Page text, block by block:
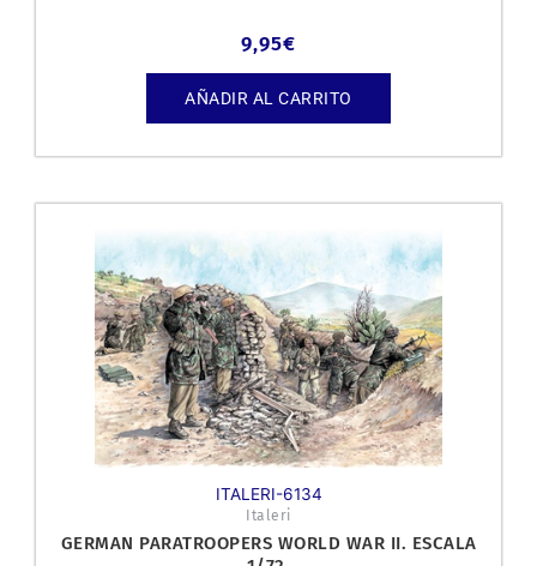
9,95€
AÑADIR AL CARRITO
ITALERI-6134
Italeri
GERMAN PARATROOPERS WORLD WAR II. ESCALA